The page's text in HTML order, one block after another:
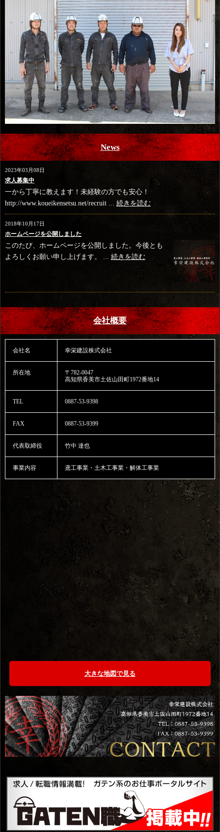
News
2023年03月08日
求人募集中
一から丁寧に教えます！未経験の方でも安心！
http://www.koueikensetsu.net/recruit ... 続きを読む
2018年10月17日
ホームページを公開しました
このたび、ホームページを公開しました。今後とも
よろしくお願い申し上げます。 ... 続きを読む
会社概要
会社名 幸栄建設株式会社
所在地
〒782-0047
高知県香美市土佐山田町1972番地14
TEL 0887-53-9398
FAX 0887-53-9399
代表取締役 竹中 達也
事業内容 鳶工事業・土木工事業・解体工事業
大きな地図で見る